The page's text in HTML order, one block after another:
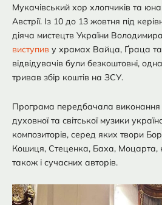
Мукачівський хор хлопчиків та
Австрії. Із 10 до 13 жовтня під
діяча мистецтв України
виступив у храмах Вайца, Ґраца
відвідувачів були безкоштовні,
тривав збір коштів на ЗСУ.
Програма передбачала виконання
духовної та світської музики
композиторів, серед яких твори
Кошиця, Стеценка, Баха, Моцарта,
також і сучасних авторів.